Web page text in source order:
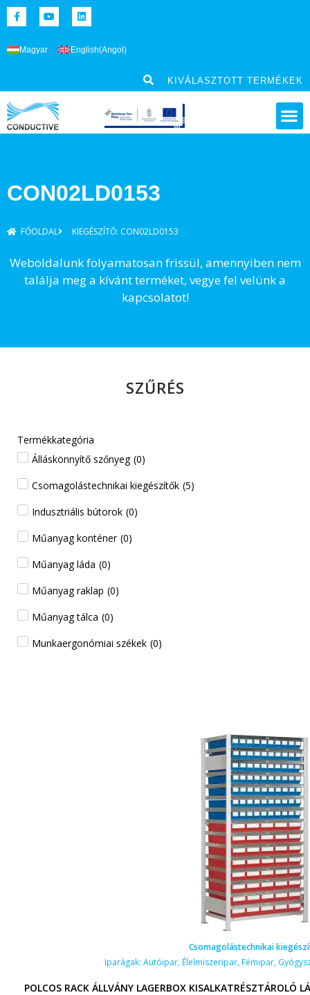
Magyar English(Angol )
KIVÁLASZTOTT TERMÉKEK
CON02LD0153
FŐOLDAL KIEGÉSZÍTŐ: CON02LD0153
Weboldalunk folyamatosan frissül, amennyiben nem
találja meg a kívánt terméket, vegye fel velünk a
kapcsolatot!​
SZŰRÉS
Termékkategória
Álláskönnyítő szőnyeg (0)
Csomagolástechnikai kiegészítők (5)
Indusztriális bútorok (0)
Műanyag konténer (0)
Műanyag láda (0)
Műanyag raklap (0)
Műanyag tálca (0)
Munkaergonómiai székek (0)
Csomagolástechnikai
Iparágak: Autóipar,Élelmiszeripar,Fémipar,
POLCOS RACK ÁLLVÁNY LAGERBOX KISALKATRÉSZTÁROLÓ